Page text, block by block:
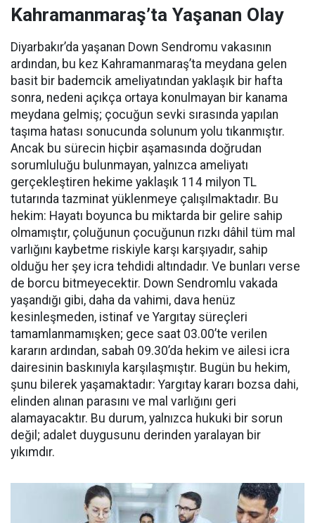
Kahramanmaraş’ta Yaşanan Olay
Diyarbakır’da yaşanan Down Sendromu vakasının
ardından, bu kez Kahramanmaraş’ta meydana gelen
basit bir bademcik ameliyatından yaklaşık bir hafta
sonra, nedeni açıkça ortaya konulmayan bir kanama
meydana gelmiş; çocuğun sevki sırasında yapılan
taşıma hatası sonucunda solunum yolu tıkanmıştır.
Ancak bu sürecin hiçbir aşamasında doğrudan
sorumluluğu bulunmayan, yalnızca ameliyatı
gerçekleştiren hekime yaklaşık 114 milyon TL
tutarında tazminat yüklenmeye çalışılmaktadır. Bu
hekim: Hayatı boyunca bu miktarda bir gelire sahip
olmamıştır, çoluğunun çocuğunun rızkı dâhil tüm mal
varlığını kaybetme riskiyle karşı karşıyadır, sahip
olduğu her şey icra tehdidi altındadır. Ve bunları verse
de borcu bitmeyecektir. Down Sendromlu vakada
yaşandığı gibi, daha da vahimi, dava henüz
kesinleşmeden, istinaf ve Yargıtay süreçleri
tamamlanmamışken; gece saat 03.00’te verilen
kararın ardından, sabah 09.30’da hekim ve ailesi icra
dairesinin baskınıyla karşılaşmıştır. Bugün bu hekim,
şunu bilerek yaşamaktadır: Yargıtay kararı bozsa dahi,
elinden alınan parasını ve mal varlığını geri
alamayacaktır. Bu durum, yalnızca hukuki bir sorun
değil; adalet duygusunu derinden yaralayan bir
yıkımdır.